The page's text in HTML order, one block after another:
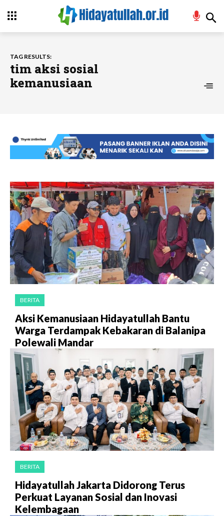
TAG RESULTS:
tim aksi sosial
kemanusiaan
BERITA
Aksi Kemanusiaan Hidayatullah Bantu
Warga Terdampak Kebakaran di Balanipa
Polewali Mandar
BERITA
Hidayatullah Jakarta Didorong Terus
Perkuat Layanan Sosial dan Inovasi
Kelembagaan